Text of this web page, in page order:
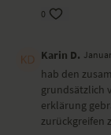
0
Karin D.
hab den
grundsätzlich
erklärung
zurückgreifen